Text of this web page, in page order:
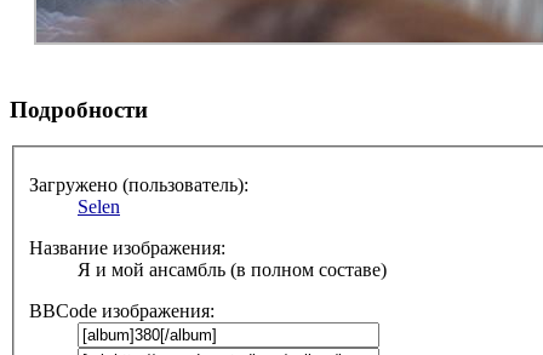
Подробности
Загружено (пользователь):
Selen
Название изображения:
Я и мой ансамбль (в полном составе)
BBCode изображения: